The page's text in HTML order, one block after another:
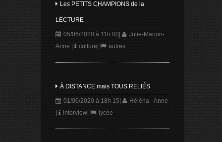
Les PETITS CHAMPIONS de la
LECTURE
05/06/2020 à 11h 00
Julie-Marion-
Anne
culture autres
À DISTANCE mais TOUS RELIÉS
01/06/2020 à 18h 15
Héléna - Anne
interview| lycée